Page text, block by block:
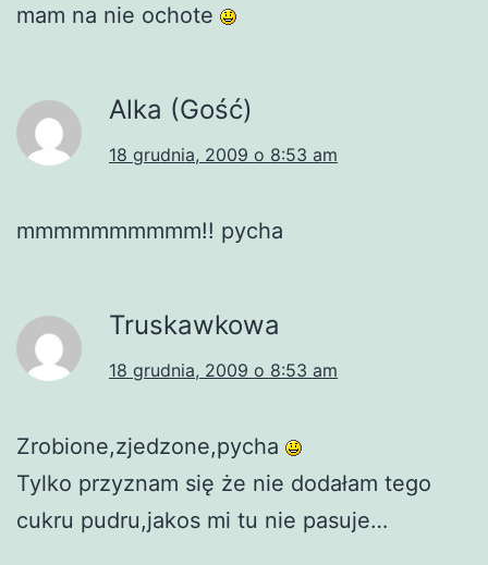
mam na nie ochote
Alka (Gość)
18 grudnia, 2009 o 8:53 am
mmmmmmmmmm!! pycha
Truskawkowa
18 grudnia, 2009 o 8:53 am
Zrobione,zjedzone,pycha
Tylko przyznam się że nie dodałam tego
cukru pudru,jakos mi tu nie pasuje…